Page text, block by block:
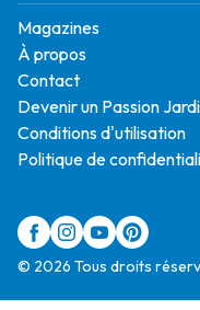
Magazines
À propos
Contact
Devenir un Passion
Conditions d'utilisation
Politique de
© 2026 Tous droits